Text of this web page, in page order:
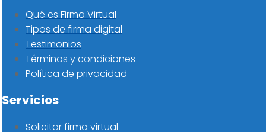
Qué es Firma Virtual
Tipos de firma digital
Testimonios
Términos y condiciones
Política de privacidad
Servicios
Solicitar firma virtual